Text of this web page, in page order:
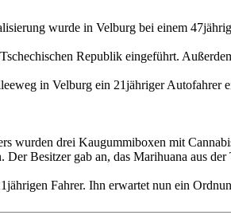
wurde in Velburg bei einem
Republik eingeführt.
in Velburg ein 21jähriger Autofahrer
wurden drei Kaugummiboxen mit
Besitzer gab an, das Marihuana aus
Fahrer. Ihn erwartet nun ein